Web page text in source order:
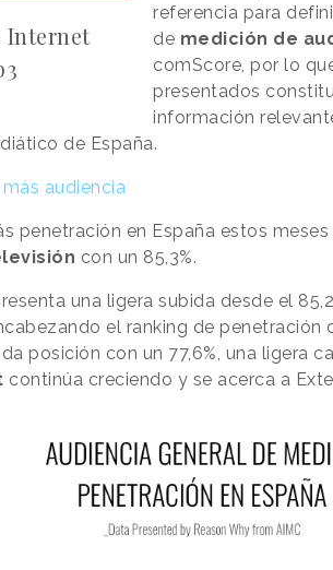
Internet
referencia para
de medición de
comScore, por lo
presentados
información
de España.
audiencia
penetración en España estos
con un 85,3%.
una ligera subida desde el
el ranking de penetración
posición con un 77,6%, una ligera
continúa creciendo y se acerca a